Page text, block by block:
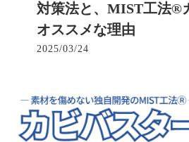
対策法と、MIST工法®
オススメな理由
2025/03/24